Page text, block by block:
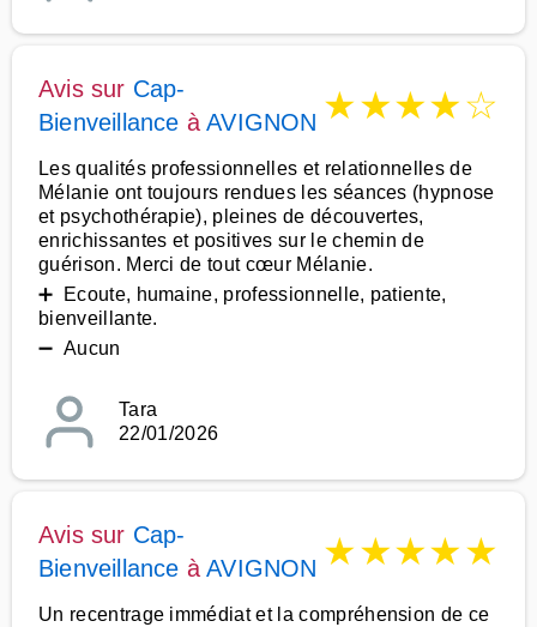
Avis sur Cap-
Bienveillance àAVIGNON ★★★★☆
Les qualités professionnelles et relationnelles de
Mélanie ont toujours rendues les séances (hypnose
et psychothérapie), pleines de découvertes,
enrichissantes et positives sur le chemin de
guérison. Merci de tout cœur Mélanie.
➕ Ecoute, humaine, professionnelle, patiente,
bienveillante.
➖ Aucun
Tara
22/01/2026
Avis sur Cap-
Bienveillance àAVIGNON ★★★★★
Un recentrage immédiat et la compréhension de ce